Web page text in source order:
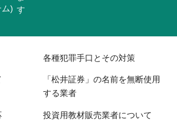
)
各種犯罪手口とその対策
「松井証券」の名前を無断使用
する業者
投資用教材販売業者について